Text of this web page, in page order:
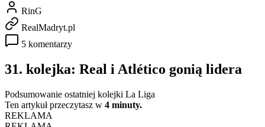
RinG
RealMadryt.pl
5 komentarzy
31. kolejka: Real i Atlético gonią lidera
Podsumowanie ostatniej kolejki La Liga
Ten artykuł przeczytasz w 4 minuty.
REKLAMA